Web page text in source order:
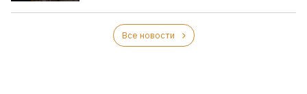
Все новости